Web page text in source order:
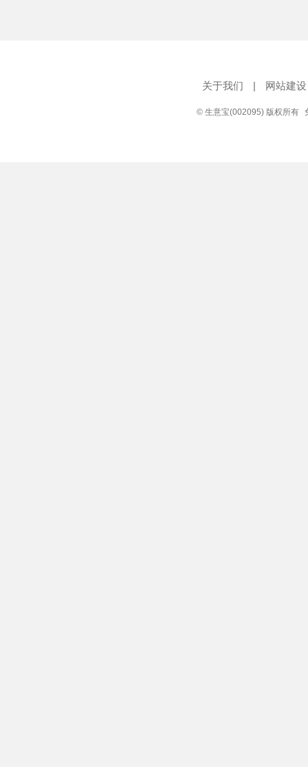
关于我们 | 网站建设
© 生意宝(002095) 版权所有